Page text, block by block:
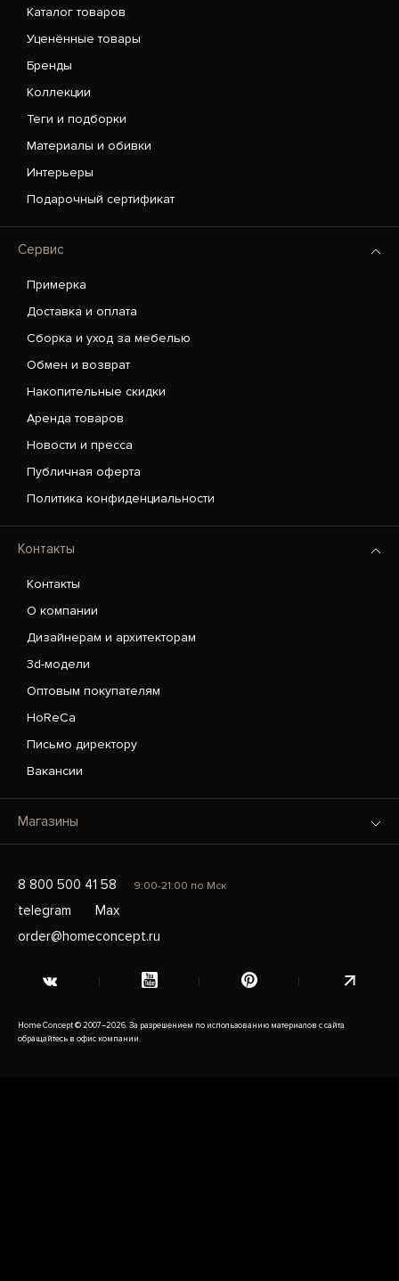
Каталог товаров
Уценённые товары
Бренды
Коллекции
Теги и подборки
Материалы и обивки
Интерьеры
Подарочный сертификат
Сервис
Примерка
Доставка и оплата
Сборка и уход за мебелью
Обмен и возврат
Накопительные скидки
Аренда товаров
Новости и пресса
Публичная оферта
Политика конфиденциальности
Контакты
Контакты
О компании
Дизайнерам и архитекторам
3d-модели
Оптовым покупателям
HoReCa
Письмо директору
Вакансии
Магазины
8 800 500 41 58 9:00-21:00 по Мск
telegram
Max
order@homeconcept.ru
Home Concept © 2007–2026. За разрешением по использованию материалов с сайта
обращайтесь в офис компании.